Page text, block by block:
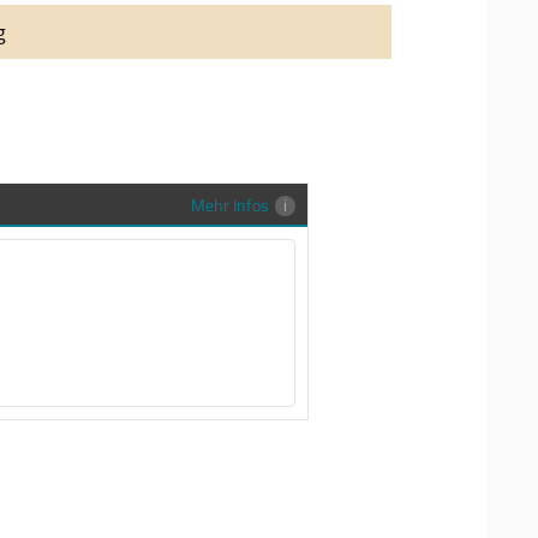
auch richtig in Szene zu setzen,
Trauringe-EFES Tragetasche inkl.
Sendung zu schützen und
Mehr Infos